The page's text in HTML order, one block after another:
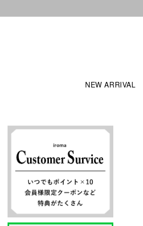
NEW ARRIVAL